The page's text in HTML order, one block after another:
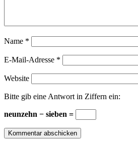
Name *
E-Mail-Adresse *
Website
Bitte gib eine Antwort in Ziffern ein:
neunzehn − sieben =